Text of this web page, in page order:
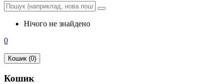
Нічого не знайдено
0
Кошик (0)
Кошик